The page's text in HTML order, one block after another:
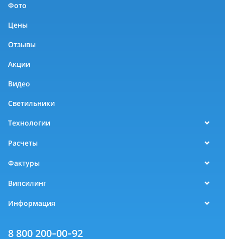
Фото
Цены
Отзывы
Акции
Видео
Светильники
Технологии
Расчеты
Фактуры
Випсилинг
Информация
8 800 200-00-92